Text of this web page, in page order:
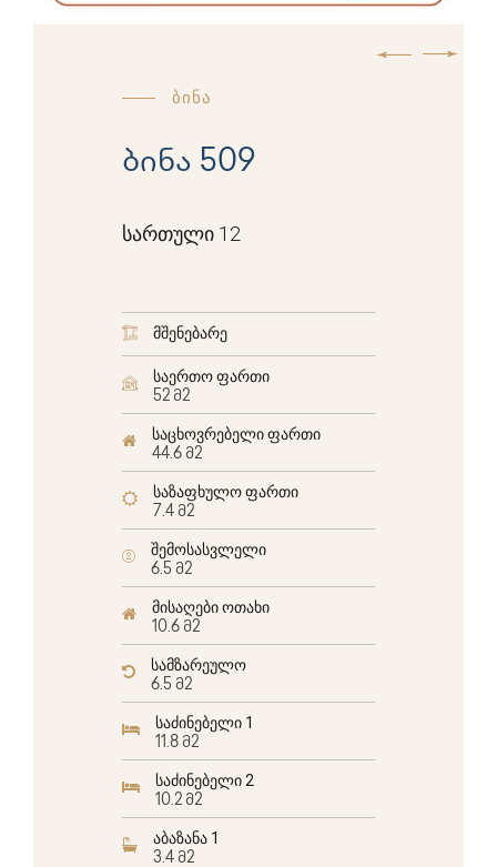
ბინა
ბინა 509
სართული 12
მშენებარე
საერთო ფართი
52 მ2
საცხოვრებელი ფართი
44.6 მ2
საზაფხულო ფართი
7.4 მ2
შემოსასვლელი
6.5 მ2
მისაღები ოთახი
10.6 მ2
სამზარეულო
6.5 მ2
საძინებელი 1
11.8 მ2
საძინებელი 2
10.2 მ2
აბაზანა 1
3.4 მ2